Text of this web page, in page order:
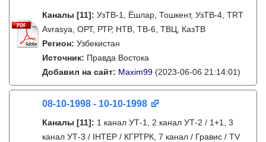
Каналы [11]: УзТВ-1, Ëшлар, Тошкент, УзТВ-4, TRT
Avrasya, ОРТ, РТР, НТВ, ТВ-6, ТВЦ, КазТВ
Регион: Узбекистан
Источник: Правда Востока
Добавил на сайт: Maxim99 (2023-06-06 21:14:01)
08-10-1998 - 10-10-1998
Каналы [11]: 1 канал УТ-1, 2 канал УТ-2 / 1+1, 3
канал УТ-3 / IНТЕР / КГРТРК, 7 канал / Гравис / TV